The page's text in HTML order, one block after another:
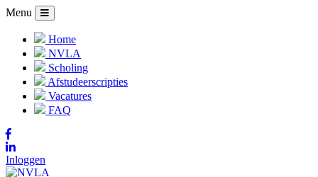
Menu
Home
NVLA
Scholing
Afstudeerscripties
Vacatures
FAQ
Inloggen